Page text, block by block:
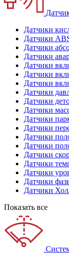
Датчики
Датчики
Датчики
Датчики
Датчики
Датчики
Датчики
Датчики
Датчики
Датчики
Датчики
Датчики
Датчики
Датчики
Датчики
Датчики
Датчики
Датчики
Датчики
Показать все